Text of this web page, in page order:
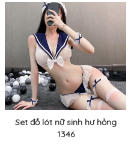
Set đồ lót nữ sinh hư hỏng
1346